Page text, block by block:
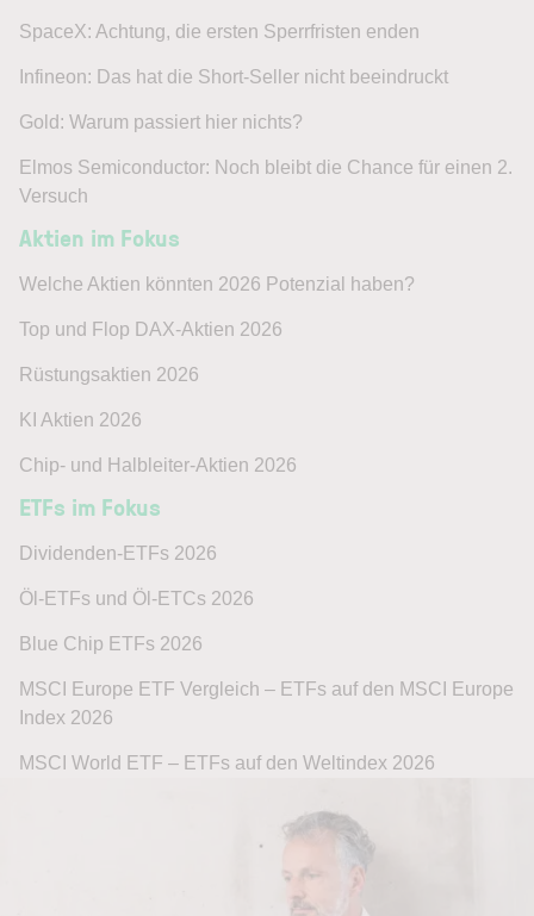
SpaceX: Achtung, die ersten Sperrfristen enden
Infineon: Das hat die Short-Seller nicht beeindruckt
Gold: Warum passiert hier nichts?
Elmos Semiconductor: Noch bleibt die Chance für einen 2.
Versuch
Aktien im Fokus
Welche Aktien könnten 2026 Potenzial haben?
Top und Flop DAX-Aktien 2026
Rüstungsaktien 2026
KI Aktien 2026
Chip- und Halbleiter-Aktien 2026
ETFs im Fokus
Dividenden-ETFs 2026
Öl-ETFs und Öl-ETCs 2026
Blue Chip ETFs 2026
MSCI Europe ETF Vergleich – ETFs auf den MSCI Europe
Index 2026
MSCI World ETF – ETFs auf den Weltindex 2026